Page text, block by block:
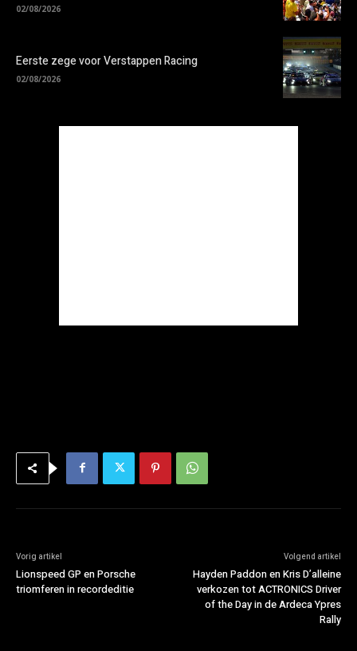
02/08/2026
Eerste zege voor Verstappen Racing
02/08/2026
Vorig artikel
Lionspeed GP en Porsche
triomferen in recordeditie
Volgend artikel
Hayden Paddon en Kris D’alleine
verkozen tot ACTRONICS Driver
of the Day in de Ardeca Ypres
Rally